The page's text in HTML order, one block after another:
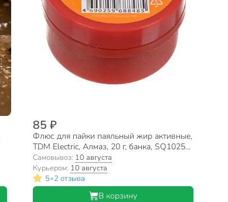
85 ₽
Флюс для пайки паяльный жир активные,
TDM Electric, Алмаз, 20 г, банка, SQ1025-
0387
Самовывоз: 10 августа
Курьером: 10 августа
5•2 отзыва
В корзину